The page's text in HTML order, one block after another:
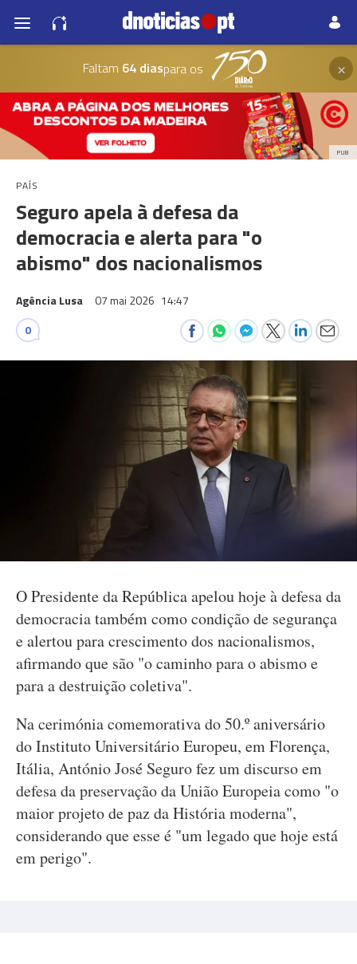
Faltam 64 diaspara os ×
PUB
PAÍS
Seguro apela à defesa da
democracia e alerta para "o
abismo" dos nacionalismos
Agência Lusa 07 mai 2026 14:47
0
O Presidente da República apelou hoje à defesa da
democracia também como condição de segurança
e alertou para crescimento dos nacionalismos,
afirmando que são "o caminho para o abismo e
para a destruição coletiva".
Na cerimónia comemorativa do 50.º aniversário
do Instituto Universitário Europeu, em Florença,
Itália, António José Seguro fez um discurso em
defesa da preservação da União Europeia como "o
maior projeto de paz da História moderna",
considerando que esse é "um legado que hoje está
em perigo".